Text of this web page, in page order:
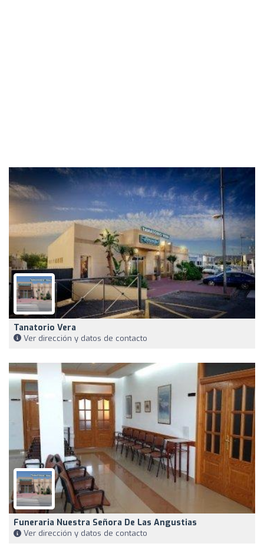
Tanatorio Vera
Ver dirección y datos de contacto
Funeraria Nuestra Señora De Las Angustias
Ver dirección y datos de contacto